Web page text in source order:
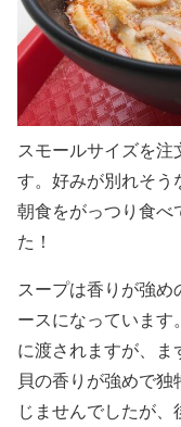
スモールサイズを注
す。好みが別れそう
朝食をがっつり食べ
た！
スープは香りが強
ースになっていま
に渡されますが、ま
貝の香りが強めで
じませんでしたが